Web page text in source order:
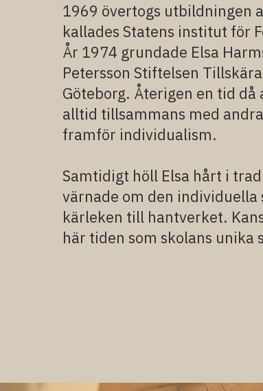
1969 övertogs utbildningen
kallades Statens institut för
År 1974 grundade Elsa
Petersson Stiftelsen
Göteborg. Återigen en tid
alltid tillsammans med
framför individualism.
Samtidigt höll Elsa hårt i
värnade om den individuella
kärleken till hantverket.
här tiden som skolans unika